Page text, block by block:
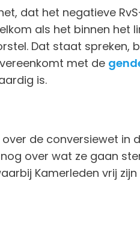
dat het negatieve
als het binnen het
Dat staat spreken,
met de
is.
de conversiewet in
over wat ze gaan
Kamerleden vrij